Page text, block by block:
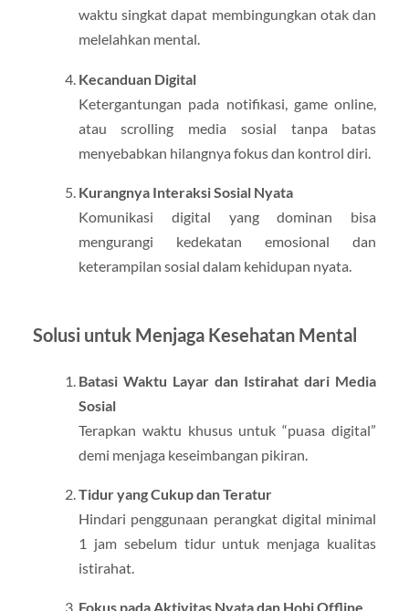
waktu singkat dapat membingungkan otak dan
melelahkan mental.
Kecanduan Digital
Ketergantungan pada notifikasi, game online,
atau scrolling media sosial tanpa batas
menyebabkan hilangnya fokus dan kontrol diri.
Kurangnya Interaksi Sosial Nyata
Komunikasi digital yang dominan bisa
mengurangi kedekatan emosional dan
keterampilan sosial dalam kehidupan nyata.
Solusi untuk Menjaga Kesehatan Mental
Batasi Waktu Layar dan Istirahat dari Media
Sosial
Terapkan waktu khusus untuk “puasa digital”
demi menjaga keseimbangan pikiran.
Tidur yang Cukup dan Teratur
Hindari penggunaan perangkat digital minimal
1 jam sebelum tidur untuk menjaga kualitas
istirahat.
Fokus pada Aktivitas Nyata dan Hobi Offline